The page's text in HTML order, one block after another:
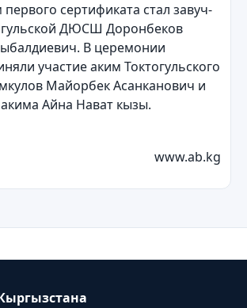
сертификата стал завуч-
ДЮСШ Доронбеков
В церемонии
участие аким Токтогульского
Майорбек Асанканович и
Айна Нават кызы.
www.ab.kg